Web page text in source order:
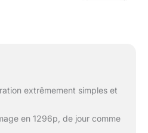
extrêmement simples et
en 1296p, de jour comme